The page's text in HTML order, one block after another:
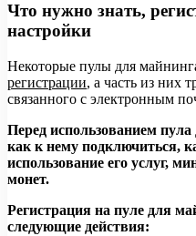
Что нужно знать,
настройки
Некоторые пулы для
регистрации, а часть из них
связанного с электронным
Перед использованием
как к нему подключиться,
использование его услуг,
монет.
Регистрация на пуле для
следующие действия: